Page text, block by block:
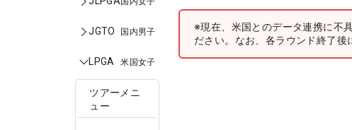
JGTO 国内男子
LPGA 米国女子
ツアーメニ
ュー
※現在、米国とのデータ連携に不
ださい。なお、各ラウンド終了後